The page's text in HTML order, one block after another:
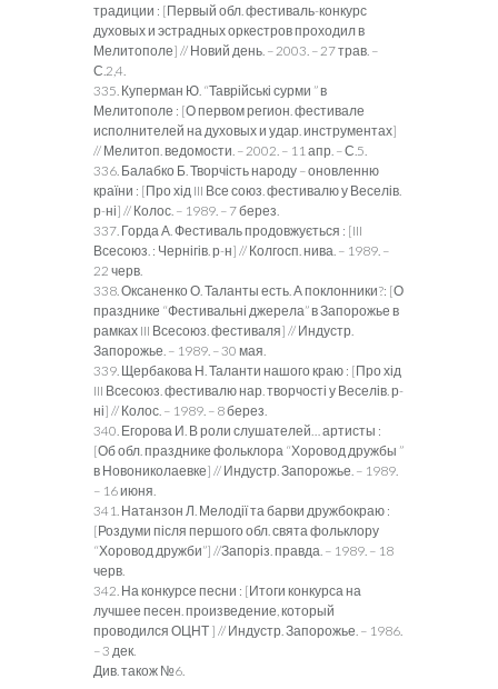
традиции : [Первый обл. фестиваль-конкурс
духовых и эстрадных оркестров проходил в
Мелитополе] // Новий день. – 2003. – 27 трав. –
С.2,4.
335. Куперман Ю. “Таврійські сурми ” в
Мелитополе : [О первом регион. фестивале
исполнителей на духовых и удар. инструментах]
// Мелитоп. ведомости. – 2002. – 11 апр. – С.5.
336. Балабко Б. Творчість народу – оновленню
країни : [Про хід III Все союз. фестивалю у Веселів.
р-ні] // Колос. – 1989. – 7 берез.
337. Горда А. Фестиваль продовжується : [III
Всесоюз. : Чернігів. р-н] // Колгосп. нива. – 1989. –
22 черв.
338. Оксаненко О. Таланты есть. А поклонники?: [О
празднике “Фестивальні джерела” в Запорожье в
рамках III Всесоюз. фестиваля] // Индустр.
Запорожье. – 1989. – 30 мая.
339. Щербакова Н. Таланти нашого краю : [Про хід
III Всесоюз. фестивалю нар. творчості у Веселів. р-
ні] // Колос. – 1989. – 8 берез.
340. Егорова И. В роли слушателей… артисты :
[Об обл. празднике фольклора “Хоровод дружбы ”
в Новониколаевке] // Индустр. Запорожье. – 1989.
– 16 июня.
341. Натанзон Л. Мелодії та барви дружбокраю :
[Роздуми після першого обл. свята фольклору
“Хоровод дружби”] //Запоріз. правда. – 1989. – 18
черв.
342. На конкурсе песни : [Итоги конкурса на
лучшее песен. произведение, который
проводился ОЦНТ ] // Индустр. Запорожье. – 1986.
– 3 дек.
Див. також №6.